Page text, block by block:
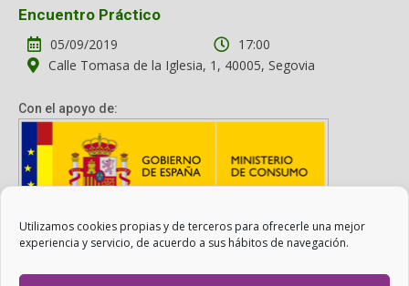
Utilizamos cookies propias y de terceros para ofrecerle una mejor
experiencia y servicio, de acuerdo a sus hábitos de navegación.
Encuentro Práctico
05/09/2019
17:00
Calle Tomasa de la Iglesia, 1, 40005, Segovia
Con el apoyo de:
Con el apoyo del Ministerio de Consumo. Su contenido es
responsabilidad exclusiva de la asociación.